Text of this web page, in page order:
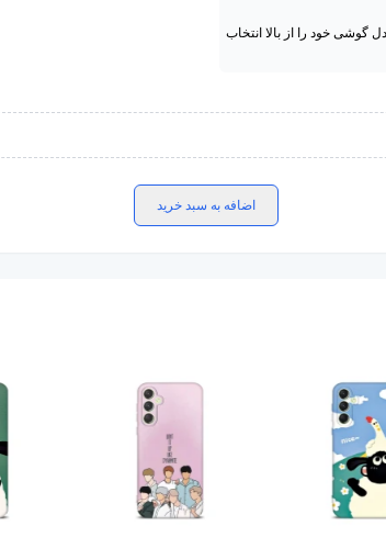
گوشی خود را از بالا انتخاب
اضافه به سبد خرید